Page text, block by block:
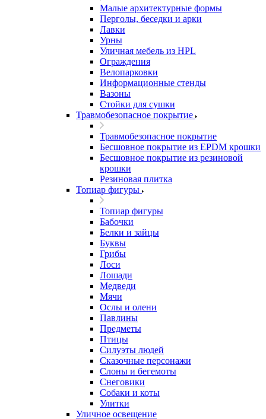
Малые архитектурные формы
Перголы, беседки и арки
Лавки
Урны
Уличная мебель из HPL
Ограждения
Велопарковки
Информационные стенды
Вазоны
Стойки для сушки
Травмобезопасное покрытие
Травмобезопасное покрытие
Бесшовное покрытие из EPDM крошки
Бесшовное покрытие из резиновой
крошки
Резиновая плитка
Топиар фигуры
Топиар фигуры
Бабочки
Белки и зайцы
Буквы
Грибы
Лоси
Лошади
Медведи
Мячи
Ослы и олени
Павлины
Предметы
Птицы
Силуэты людей
Сказочные персонажи
Слоны и бегемоты
Снеговики
Собаки и коты
Улитки
Уличное освещение